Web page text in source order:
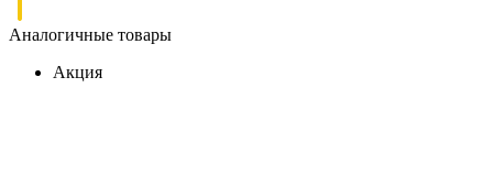
Аналогичные товары
Акция